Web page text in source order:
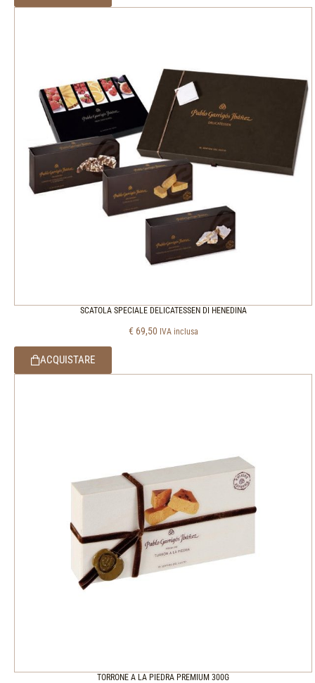
SCATOLA SPECIALE DELICATESSEN DI HENEDINA
€ 69,50 IVA inclusa
ACQUISTARE
TORRONE A LA PIEDRA PREMIUM 300G